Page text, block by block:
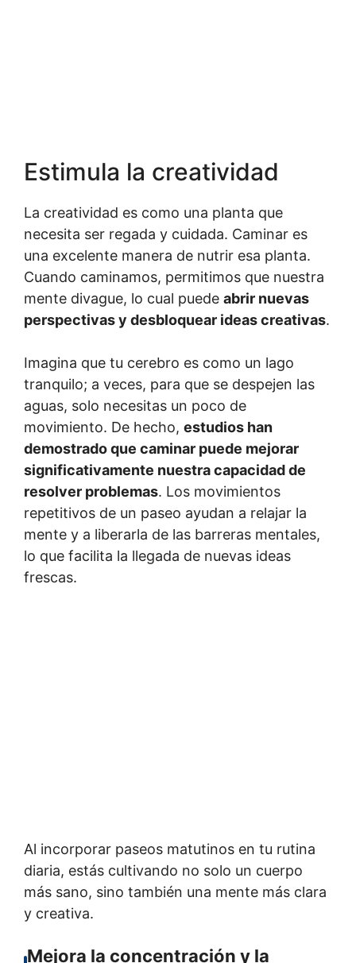
Estimula la creatividad
La creatividad es como una planta que
necesita ser regada y cuidada. Caminar es
una excelente manera de nutrir esa planta.
Cuando caminamos, permitimos que nuestra
mente divague, lo cual puede abrir nuevas
perspectivas y desbloquear ideas creativas.
Imagina que tu cerebro es como un lago
tranquilo; a veces, para que se despejen las
aguas, solo necesitas un poco de
movimiento. De hecho, estudios han
demostrado que caminar puede mejorar
significativamente nuestra capacidad de
resolver problemas. Los movimientos
repetitivos de un paseo ayudan a relajar la
mente y a liberarla de las barreras mentales,
lo que facilita la llegada de nuevas ideas
frescas.
Al incorporar paseos matutinos en tu rutina
diaria, estás cultivando no solo un cuerpo
más sano, sino también una mente más clara
y creativa.
Mejora la concentración y la